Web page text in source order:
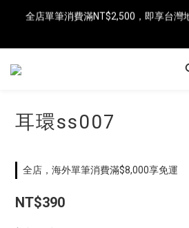
即日起消費滿NT$8,000免運（中國、香
全店單筆消費滿NT$2,500，即享台灣
即日起消費滿NT$8,000免運（中國、
耳環ss007
全店，海外單筆消費滿$8,000享免運
NT$390